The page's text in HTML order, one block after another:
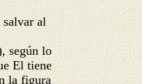
salvar al
según lo
El tiene
la figura